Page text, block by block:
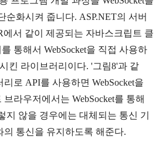
순화시켜 줍니다. ASP.NET의 서버
에서 같이 제공되는 자바스크립트 클
통해서 WebSocket을 직접 사용하
킨 라이브러리이다. '그림8'과 같
로 API를 사용하면 WebSocket을
라우저에서는 WebSocket를 통해
지 않을 경우에는 대체되는 통신 기
의 통신을 유지하도록 해준다.